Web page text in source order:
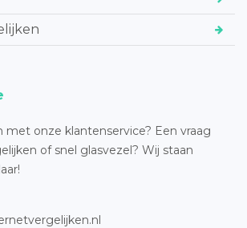
onze klantenservice? Een vraag
of snel glasvezel? Wij staan